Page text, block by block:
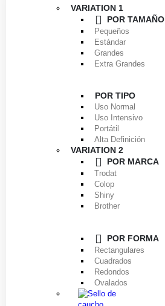
VARIATION 1
POR TAMAÑO
Pequeños
Estándar
Grandes
Extra Grandes
POR TIPO
Uso Normal
Uso Intensivo
Portátil
Alta Definición
VARIATION 2
POR MARCA
Trodat
Colop
Shiny
Brother
POR FORMA
Rectangulares
Cuadrados
Redondos
Ovalados